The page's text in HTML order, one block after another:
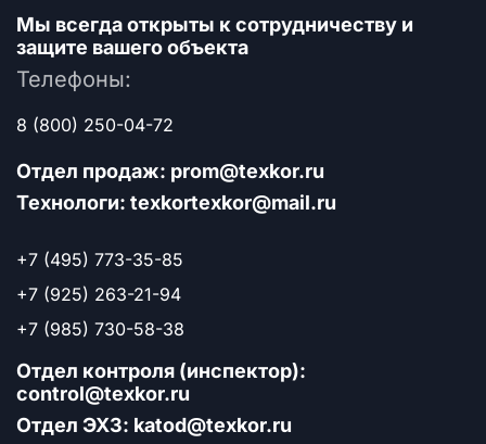
Мы всегда открыты к сотрудничеству и
защите вашего объекта
Телефоны:
8 (800) 250-04-72
Отдел продаж: prom@texkor.ru
Технологи: texkortexkor@mail.ru
+7 (495) 773-35-85
+7 (925) 263-21-94
+7 (985) 730-58-38
Отдел контроля (инспектор):
control@texkor.ru
Отдел ЭХЗ: katod@texkor.ru